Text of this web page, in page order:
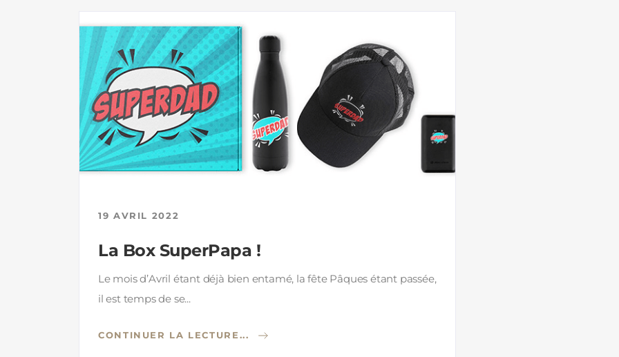
19 AVRIL 2022
La Box SuperPapa !
Le mois d’Avril étant déjà bien entamé, la fête Pâques étant passée,
il est temps de se...
CONTINUER LA LECTURE...